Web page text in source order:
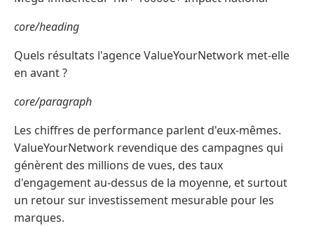
core/heading
Quels résultats l'agence ValueYourNetwork met-elle
en avant ?
core/paragraph
Les chiffres de performance parlent d'eux-mêmes.
ValueYourNetwork revendique des campagnes qui
génèrent des millions de vues, des taux
d'engagement au-dessus de la moyenne, et surtout
un retour sur investissement mesurable pour les
marques.